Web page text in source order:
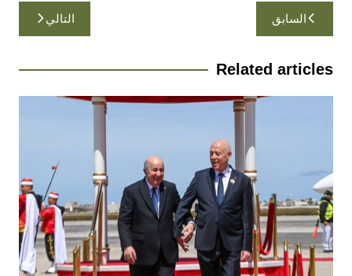
تصفّح
المقالات
السابق التالي
Related articles